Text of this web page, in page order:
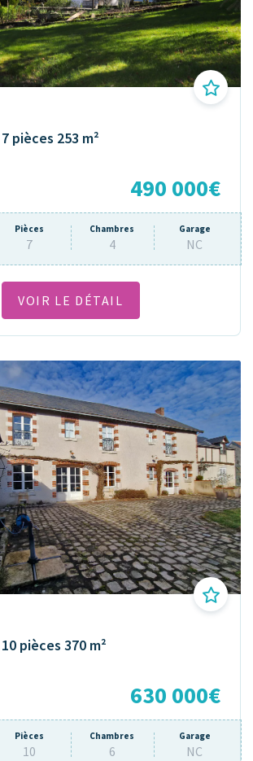
pièces 253 m²
490 000€
Pièces
7
Chambres
4
Garage
NC
VOIR LE DÉTAIL
pièces 370 m²
630 000€
Pièces
10
Chambres
6
Garage
NC